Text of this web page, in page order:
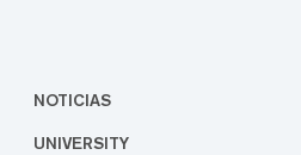
NOTICIAS
UNIVERSITY